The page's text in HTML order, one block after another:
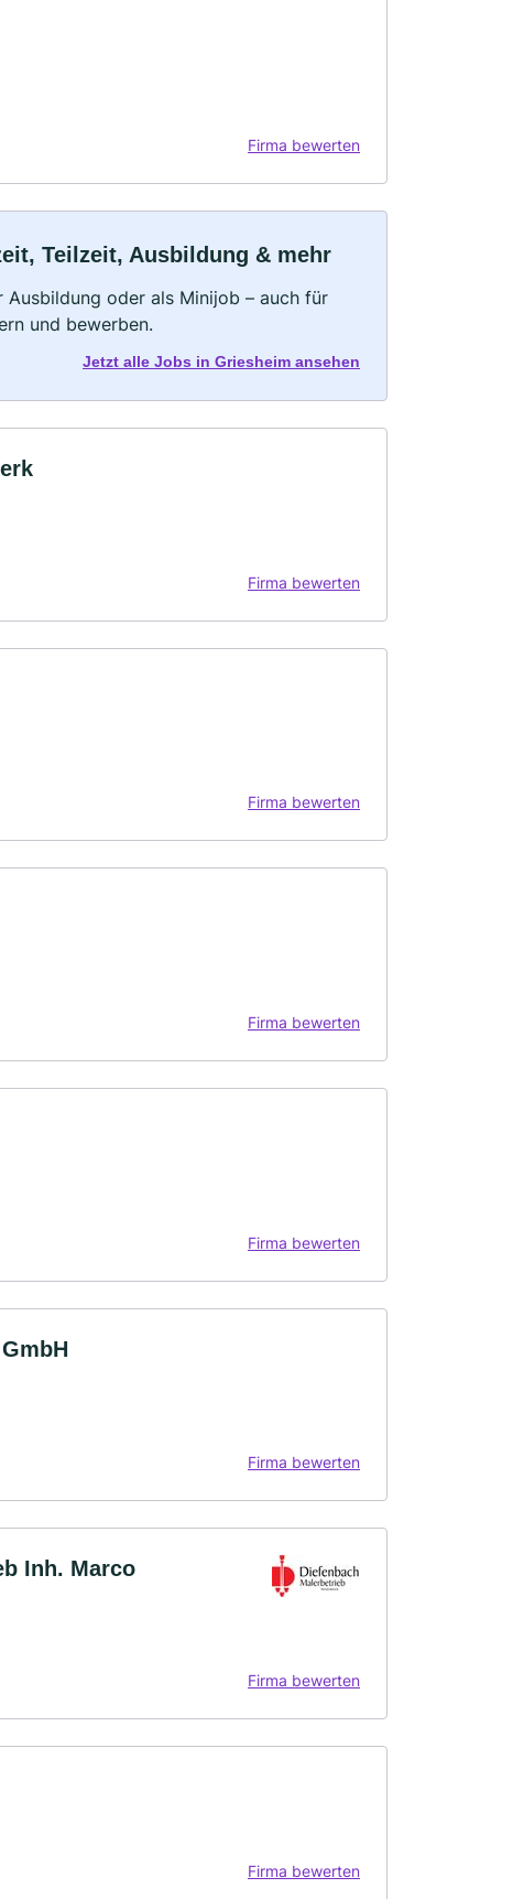
Firma bewerten
Teilzeit, Ausbildung & mehr
oder als Minijob – auch für
und bewerben.
Jetzt alle Jobs in Griesheim ansehen
Firma bewerten
Firma bewerten
Firma bewerten
Firma bewerten
Firma bewerten
Inh. Marco
Firma bewerten
Firma bewerten